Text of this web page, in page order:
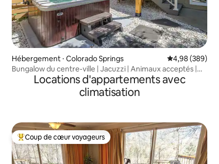
Hébergement ⋅ Colorado Springs Évaluation
4,98 (389)
Bungalow du centre-ville | Jacuzzi | Animaux acceptés |
Locations d'appartements avec
climatisation
Coups de cœur voyageurs les plus appréciés
Coup de cœur voyageurs